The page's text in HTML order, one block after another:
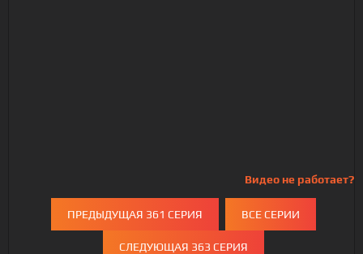
Видео не работает?
ПРЕДЫДУЩАЯ 361 СЕРИЯ ВСЕ СЕРИИ
СЛЕДУЮЩАЯ 363 СЕРИЯ